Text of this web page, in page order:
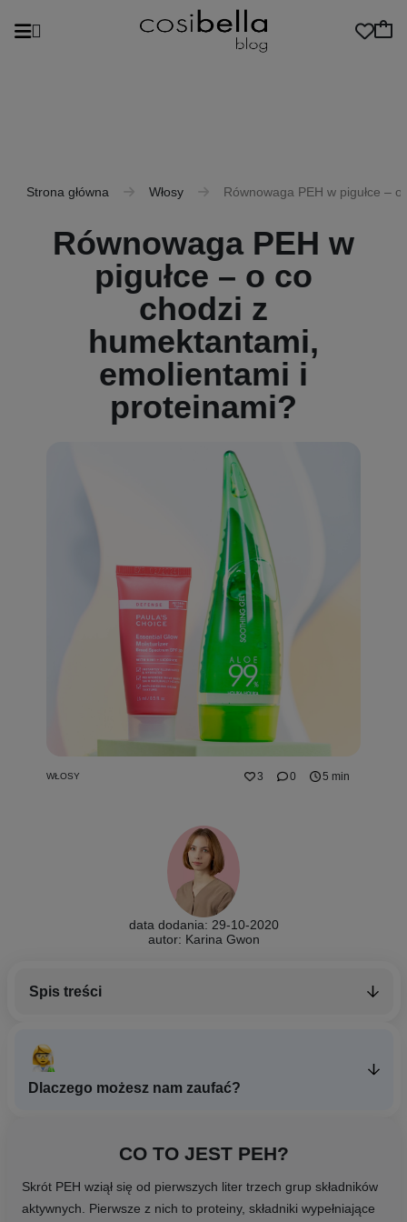
Strona główna Włosy Równowaga PEH w pigułce –
Równowaga PEH w
pigułce – o co
chodzi z
humektantami,
emolientami i
proteinami?
WŁOSY 3 0 5 min
data dodania: 29-10-2020
autor: Karina Gwon
Spis treści
CO TO JEST PEH?
Skrót PEH wziął się od pierwszych liter trzech grup składników
aktywnych. Pierwsze z nich to proteiny, składniki wypełniające
Dlaczego możesz nam zaufać?